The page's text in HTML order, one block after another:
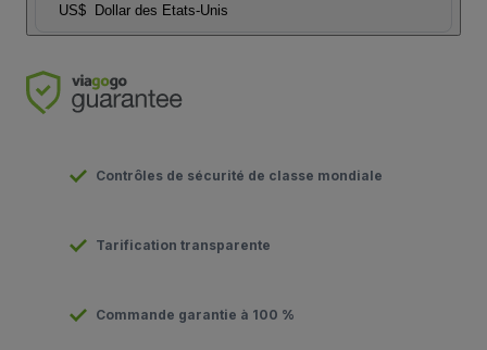
US$ Dollar des Etats-Unis
Contrôles de sécurité de classe mondiale
Tarification transparente
Commande garantie à 100 %